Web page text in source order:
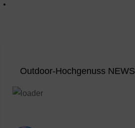
Outdoor-Hochgenuss NEWS